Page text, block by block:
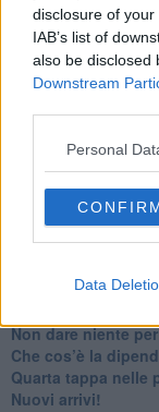
disclosure of
IAB’s list of
also be disclosed
Downstream
Personal
Data
​Clima ballerino e
La maternità
​L’uomo o l’orso?
Non hanno un
​Tutta una
​Cose che ci
​Lasciate ai vostri
​Essere genitori di
​Saper pazientare
​Giornata del
Ma ti ascolti?
Non dare niente
Che cos’è la
Quarta tappa nelle
​Nuovi arrivi!